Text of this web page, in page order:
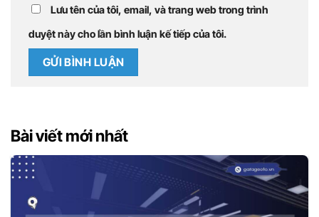
Lưu tên của tôi, email, và trang web trong trình
duyệt này cho lần bình luận kế tiếp của tôi.
Bài viết mới nhất